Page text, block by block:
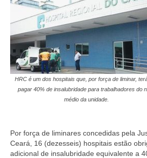
HRC é um dos hospitais que, por força de liminar,
pagar 40% de insalubridade para trabalhadores do
médio da unidade.
Por força de liminares concedidas pela
Ceará, 16 (dezesseis) hospitais estão
adicional de insalubridade equivalente a